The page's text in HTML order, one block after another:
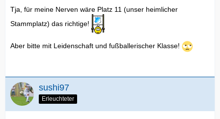
Tja, für meine Nerven wäre Platz 11 (unser heimlicher
Stammplatz) das richtige!
Aber bitte mit Leidenschaft und fußballerischer Klasse!
sushi97
Erleuchteter